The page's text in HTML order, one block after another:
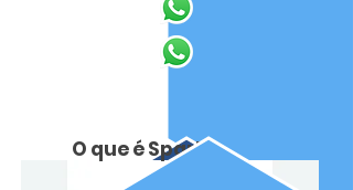
O que é Spark?